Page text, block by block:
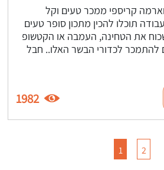
קריספי ממכר טעים וקל
10 דקות עבודה תוכלו להכין מתכון סופר טעים
את הטחינה, העמבה או הקטשופ
להתמכר לכדורי הבשר האלו.. חבל
1982
1 2